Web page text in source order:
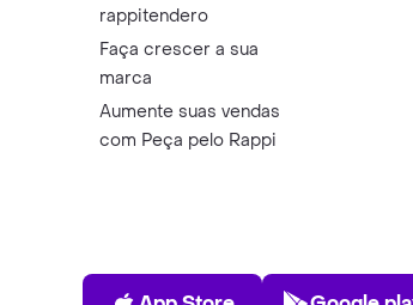
rappitendero
Faça crescer a sua
marca
Aumente suas vendas
com Peça pelo Rappi
App Store Play